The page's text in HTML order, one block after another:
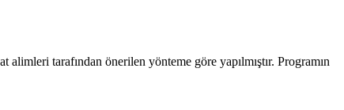
tarafından önerilen yönteme göre yapılmıştır. Programın